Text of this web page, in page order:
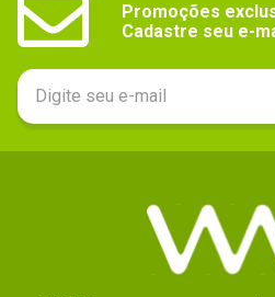
Promoções
Cadastre seu e-